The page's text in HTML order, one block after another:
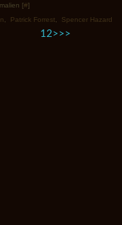
[#]
Patrick Forrest Spencer Hazard
12>>>